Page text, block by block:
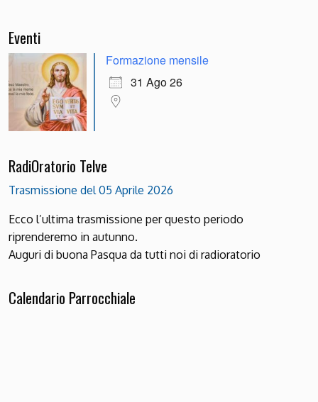
Eventi
Formazione mensile
31 Ago 26
RadiOratorio Telve
Trasmissione del 05 Aprile 2026
Ecco l’ultima trasmissione per questo periodo
riprenderemo in autunno.
Auguri di buona Pasqua da tutti noi di radioratorio
Calendario Parrocchiale